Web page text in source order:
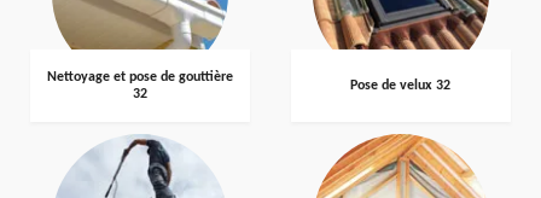
Nettoyage et pose de gouttière
32
Pose de velux 32